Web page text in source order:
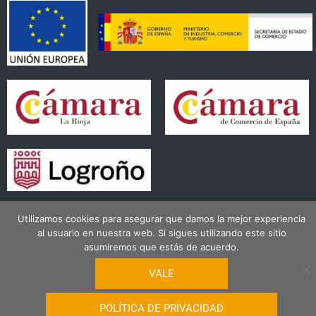
© 2026Mercado Del Corregidor | Términos Generales de Uso | Política de
Privacidad
Utilizamos cookies para asegurar que damos la mejor experiencia
al usuario en nuestra web. Si sigues utilizando este sitio
asumiremos que estás de acuerdo.
VALE
POLÍTICA DE PRIVACIDAD